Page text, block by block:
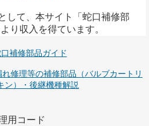
して、本サイト「蛇口補修部
り収入を得ています。
補修部品ガイド
修理等の補修部品（バルブカートリ
ン）・後継機種解説
用コード